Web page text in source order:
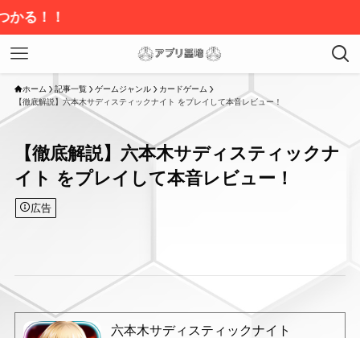
ホーム 記事一覧 ゲームジャンル
カードゲーム
【徹底解説】六本木サディスティックナイト をプレイして本音レビュー！
【徹底解説】六本木サディスティックナ
イト をプレイして本音レビュー！
広告
六本木サディスティックナイト